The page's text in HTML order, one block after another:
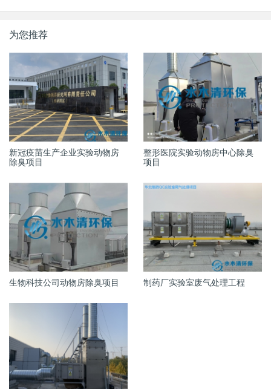
为您推荐
新冠疫苗生产企业实验动物房
除臭项目
整形医院实验动物房中心除臭
项目
生物科技公司动物房除臭项目 制药厂实验室废气处理工程